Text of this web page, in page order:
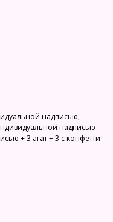
надписью;
надписью
+ 3 агат + 3 с конфетти